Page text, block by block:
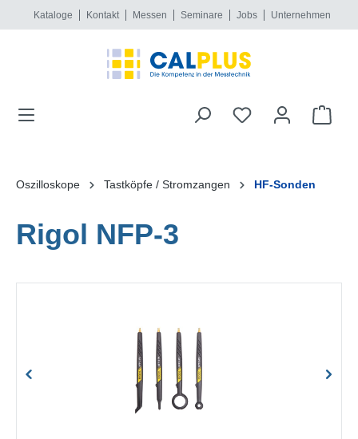
springen
Kataloge Kontakt Messen Seminare Jobs Unternehmen
Oszilloskope Tastköpfe / Stromzangen HF-Sonden
Rigol NFP-3